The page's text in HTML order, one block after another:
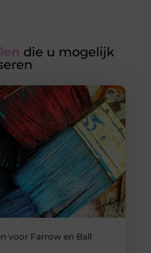
die u mogelijk
voor Farrow en Ball